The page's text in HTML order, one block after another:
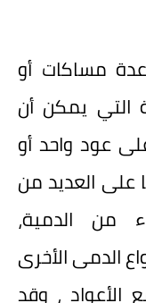
مساكات أو
التي يمكن أن
عود واحد أو
على العديد من
من الدمية،
الدمى الأخرى
الأعواد ، وقد